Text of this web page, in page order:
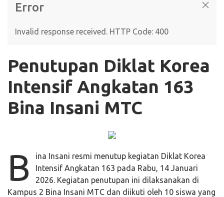
Error
Invalid response received. HTTP Code: 400
Penutupan Diklat Korea
Intensif Angkatan 163
Bina Insani MTC
B
ina Insani resmi menutup kegiatan Diklat Korea
Intensif Angkatan 163 pada Rabu, 14 Januari
2026. Kegiatan penutupan ini dilaksanakan di
Kampus 2 Bina Insani MTC dan diikuti oleh 10 siswa yang